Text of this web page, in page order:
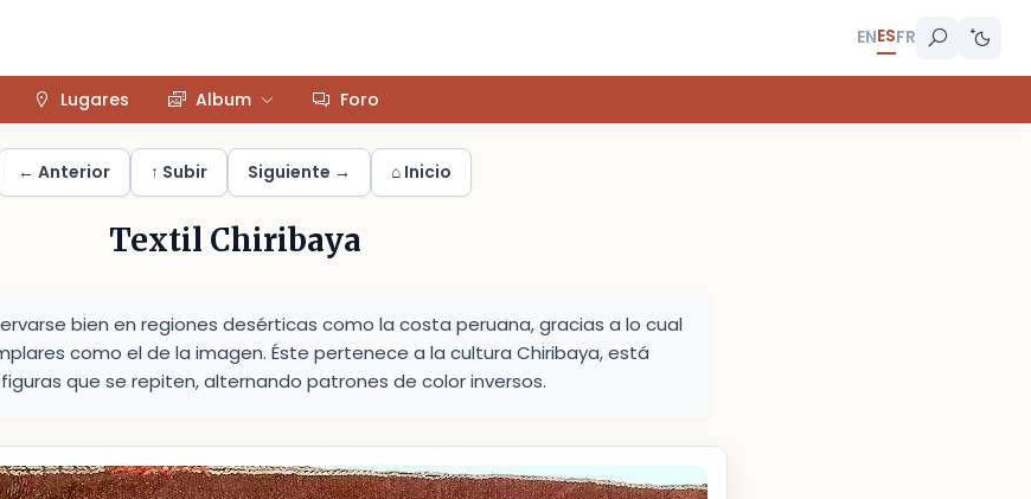
ENESFR
Lugares Album Foro
← Anterior ↑ Subir Siguiente → ⌂ Inicio
Textil Chiribaya
bien en regiones desérticas como la costa peruana, gracias a lo cual
como el de la imagen. Éste pertenece a la cultura Chiribaya, está
que se repiten, alternando patrones de color inversos.